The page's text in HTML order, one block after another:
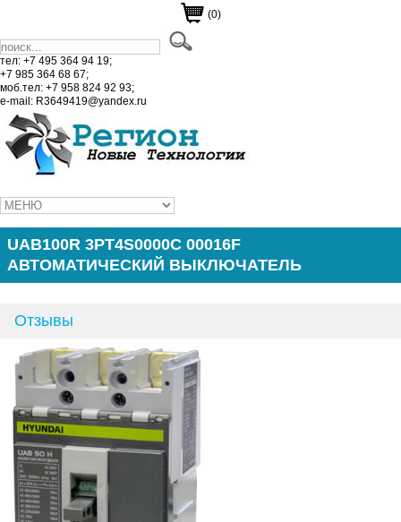
(0)
тел: +7 495 364 94 19;
+7 985 364 68 67;
моб.тел: +7 958 824 92 93;
e-mail: R3649419@yandex.ru
UAB100R 3PT4S0000C 00016F
АВТОМАТИЧЕСКИЙ ВЫКЛЮЧАТЕЛЬ
Отзывы